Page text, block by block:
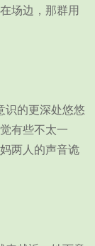
场边，那群用
的更深处悠悠
有些不太一
两人的声音诡